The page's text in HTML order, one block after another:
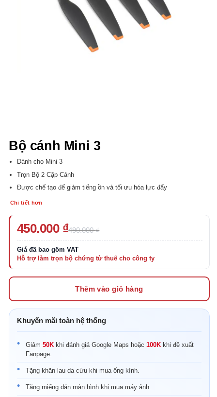
Bộ cánh Mini 3
Dành cho Mini 3
Trọn Bộ 2 Cặp Cánh
Được chế tạo để giảm tiếng ồn và tối ưu hóa lực đẩy
Chi tiết hơn
490.000₫
Giá
gốc
là:
490.000 ₫.
450.000 ₫
Giá
hiện
tại
là:
450.000 ₫.
Thêm vào giỏ hàng
Khuyến mãi toàn hệ thống
Giảm 50K khi đánh giá Google Maps hoặc 100K khi đề xuất
Fanpage.
Tặng khăn lau da cừu khi mua ống kính.
Tặng miếng dán màn hình khi mua máy ảnh.